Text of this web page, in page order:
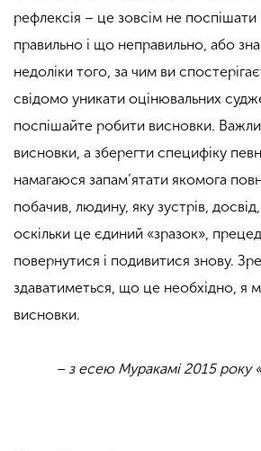
рефлексія – це зовсім не
правильно і що неправильно, або
недоліки того, за чим ви
свідомо уникати оцінювальних
поспішайте робити висновки.
висновки, а зберегти специфіку
намагаюся запам’ятати якомога
побачив, людину, яку зустрів,
оскільки це єдиний «зразок»,
повернутися і подивитися знову.
здаватиметься, що це необхідно, я
висновки.
– з есею Муракамі 2015